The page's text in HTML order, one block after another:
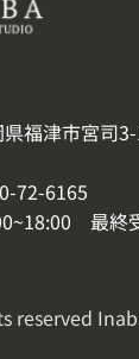
福津市宮司
72-6165
最終
reserved